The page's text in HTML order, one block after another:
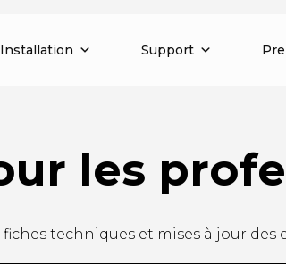
Installation Support
les
techniques et mises à jour des